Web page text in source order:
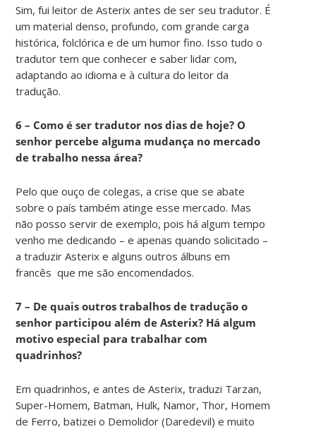
Sim, fui leitor de Asterix antes de ser seu tradutor. É
um material denso, profundo, com grande carga
histórica, folclórica e de um humor fino. Isso tudo o
tradutor tem que conhecer e saber lidar com,
adaptando ao idioma e à cultura do leitor da
tradução.
6 – Como é ser tradutor nos dias de hoje? O
senhor percebe alguma mudança no mercado
de trabalho nessa área?
Pelo que ouço de colegas, a crise que se abate
sobre o país também atinge esse mercado. Mas
não posso servir de exemplo, pois há algum tempo
venho me dedicando – e apenas quando solicitado –
a traduzir Asterix e alguns outros álbuns em
francês que me são encomendados.
7 – De quais outros trabalhos de tradução o
senhor participou além de Asterix? Há algum
motivo especial para trabalhar com
quadrinhos?
Em quadrinhos, e antes de Asterix, traduzi Tarzan,
Super-Homem, Batman, Hulk, Namor, Thor, Homem
de Ferro, batizei o Demolidor (Daredevil) e muito